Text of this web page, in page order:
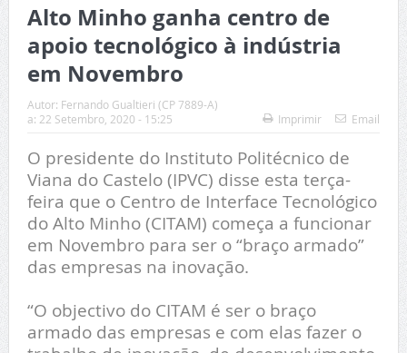
Alto Minho ganha centro de
apoio tecnológico à indústria
em Novembro
Autor: Fernando Gualtieri (CP 7889-A)
a: 22 Setembro, 2020 - 15:25 Imprimir Email
O presidente do Instituto Politécnico de
Viana do Castelo (IPVC) disse esta terça-
feira que o Centro de Interface Tecnológico
do Alto Minho (CITAM) começa a funcionar
em Novembro para ser o “braço armado”
das empresas na inovação.
“O objectivo do CITAM é ser o braço
armado das empresas e com elas fazer o